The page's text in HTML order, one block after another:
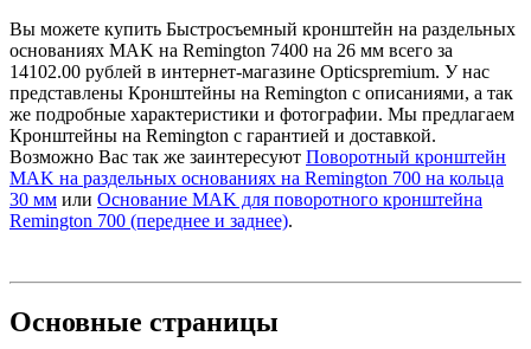
Вы можете купить Быстросъемный кронштейн на раздельных
основаниях MAK на Remington 7400 на 26 мм всего за
14102.00 рублей в интернет-магазине Opticspremium. У нас
представлены Кронштейны на Remington с описаниями, а так
же подробные характеристики и фотографии. Мы предлагаем
Кронштейны на Remington с гарантией и доставкой.
Возможно Вас так же заинтересуют Поворотный кронштейн
MAK на раздельных основаниях на Remington 700 на кольца
30 мм или Основание MAK для поворотного кронштейна
Remington 700 (переднее и заднее).
Основные страницы